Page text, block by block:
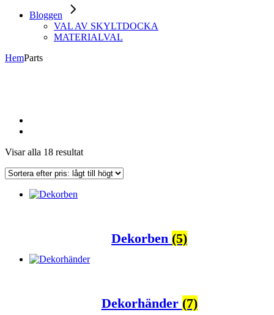
Bloggen
VAL AV SKYLTDOCKA
MATERIALVAL
HemParts
Visar alla 18 resultatSorterade
pris:
Dekorben (5)
Dekorhänder (7)